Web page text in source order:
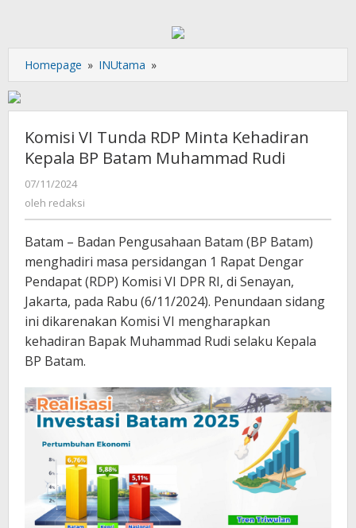
Homepage » INUtama »
VI
RDP
Minta
Kehadiran
Kepala
Komisi VI Tunda RDP Minta Kehadiran
Kepala BP Batam Muhammad Rudi
07/11/2024
redaksi
oleh redaksi
Batam – Badan Pengusahaan Batam (BP Batam)
menghadiri masa persidangan 1 Rapat Dengar
Pendapat (RDP) Komisi VI DPR RI, di Senayan,
Jakarta, pada Rabu (6/11/2024). Penundaan sidang
ini dikarenakan Komisi VI mengharapkan
kehadiran Bapak Muhammad Rudi selaku Kepala
BP Batam.